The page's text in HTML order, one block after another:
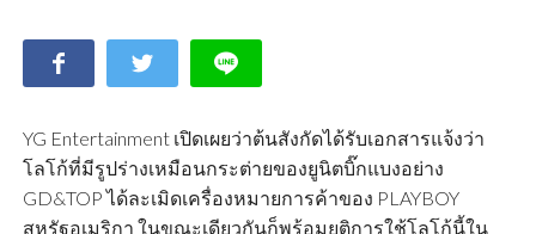
YG Entertainment เปิดเผยว่าต้นสังกัดได้รับเอกสารแจ้งว่า
โลโก้ที่มีรูปร่างเหมือนกระต่ายของยูนิตบิ๊กแบงอย่าง
GD&TOP ได้ละเมิดเครื่องหมายการค้าของ PLAYBOY
สหรัฐอเมริกา ในขณะเดียวกันก็พร้อมยุติการใช้โลโก้นี้ใน